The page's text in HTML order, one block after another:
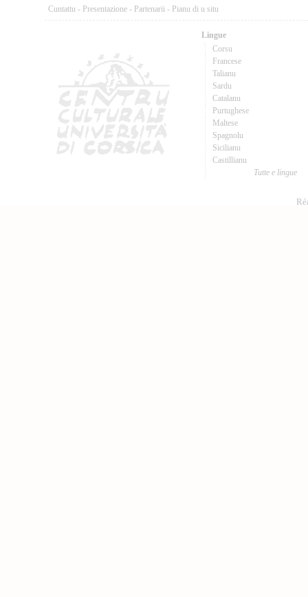
Cuntattu - Presentazione - Partenarii - Pianu di u situ
Lingue
Corsu
Francese
Talianu
Sardu
Catalanu
Purtughese
Maltese
Spagnolu
Sicilianu
Castillianu
Tutte e lingue